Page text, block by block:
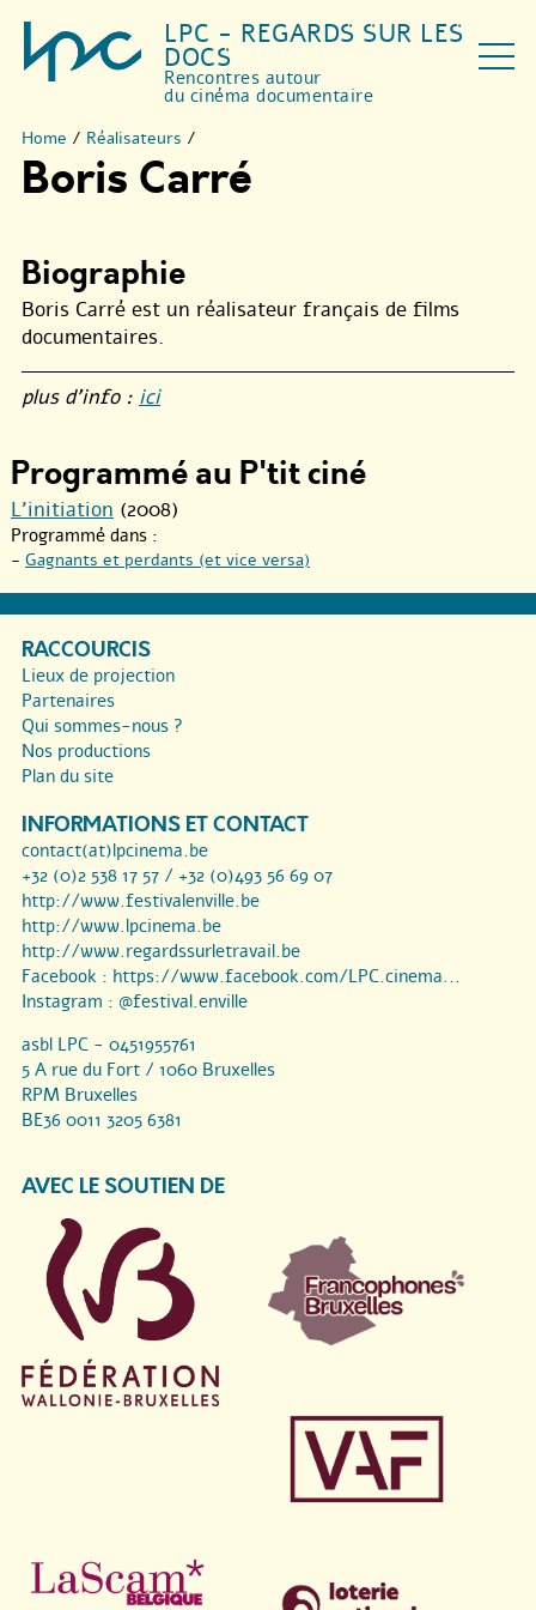
LPC - REGARDS SUR LES
DOCS
Rencontres autour
du cinéma documentaire
Home / Réalisateurs /
Boris Carré
Biographie
Boris Carré est un réalisateur français de films
documentaires.
plus d’info : ici
Programmé au P'tit ciné
L’initiation (2008)
Programmé dans :
- Gagnants et perdants (et vice versa)
RACCOURCIS
Lieux de projection
Partenaires
Qui sommes-nous ?
Nos productions
Plan du site
INFORMATIONS ET CONTACT
contact(at)lpcinema.be
+32 (0)2 538 17 57 / +32 (0)493 56 69 07
http://www.festivalenville.be
http://www.lpcinema.be
http://www.regardssurletravail.be
Facebook : https://www.facebook.com/LPC.cinema...
Instagram : @festival.enville
asbl LPC - 0451955761
5 A rue du Fort / 1060 Bruxelles
RPM Bruxelles
BE36 0011 3205 6381
AVEC LE SOUTIEN DE